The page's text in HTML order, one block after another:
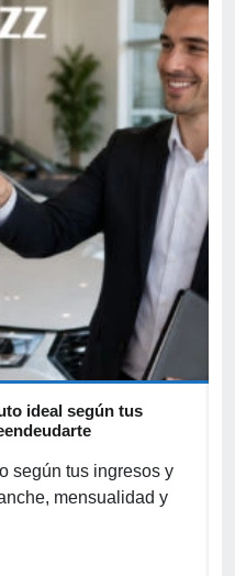
ideal según tus
según tus ingresos y
mensualidad y